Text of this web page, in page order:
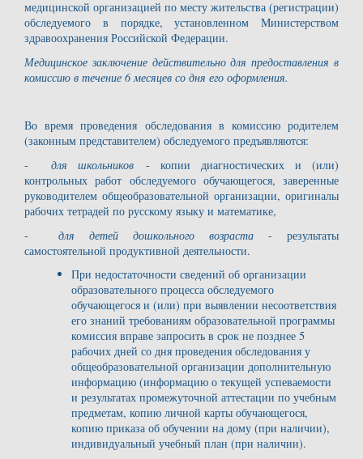
медицинской организацией по месту жительства (регистрации)
обследуемого в порядке, установленном Министерством
здравоохранения Российской Федерации.
Медицинское заключение действительно для предоставления в
комиссию в течение 6 месяцев со дня его оформления.
Во время проведения обследования в комиссию родителем
(законным представителем) обследуемого предъявляются:
-для школьников - копии диагностических и (или)
контрольных работ обследуемого обучающегося, заверенные
руководителем общеобразовательной организации, оригиналы
рабочих тетрадей по русскому языку и математике,
-для детей дошкольного возраста- результаты
самостоятельной продуктивной деятельности.
При недостаточности сведений об организации
образовательного процесса обследуемого
обучающегося и (или) при выявлении несоответствия
его знаний требованиям образовательной программы
комиссия вправе запросить в срок не позднее 5
рабочих дней со дня проведения обследования у
общеобразовательной организации дополнительную
информацию (информацию о текущей успеваемости
и результатах промежуточной аттестации по учебным
предметам, копию личной карты обучающегося,
копию приказа об обучении на дому (при наличии),
индивидуальный учебный план (при наличии).